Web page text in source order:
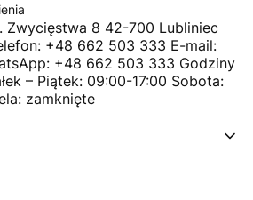
Zwycięstwa 8 42-700 Lubliniec
+48 662 503 333 E-mail:
+48 662 503 333 Godziny
– Piątek: 09:00-17:00 Sobota:
zamknięte